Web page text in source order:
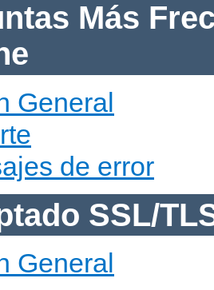
Más
General
de error
SSL/
General